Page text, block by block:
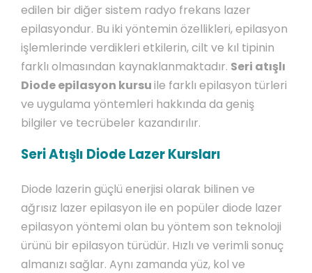
edilen bir diğer sistem radyo frekans lazer
epilasyondur. Bu iki yöntemin özellikleri, epilasyon
işlemlerinde verdikleri etkilerin, cilt ve kıl tipinin
farklı olmasından kaynaklanmaktadır. Seri atışlı
Diode epilasyon kursuile farklı epilasyon türleri
ve uygulama yöntemleri hakkında da geniş
bilgiler ve tecrübeler kazandırılır.
Seri Atışlı Diode Lazer Kursları
Diode lazerin güçlü enerjisi olarak bilinen ve
ağrısız lazer epilasyon ile en popüler diode lazer
epilasyon yöntemi olan bu yöntem son teknoloji
ürünü bir epilasyon türüdür. Hızlı ve verimli sonuç
almanızı sağlar. Aynı zamanda yüz, kol ve